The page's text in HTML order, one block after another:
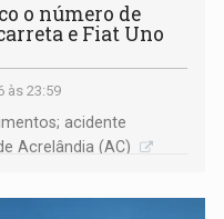
o número de
e Fiat Uno
às 23:59
acidente
Acrelândia (AC)